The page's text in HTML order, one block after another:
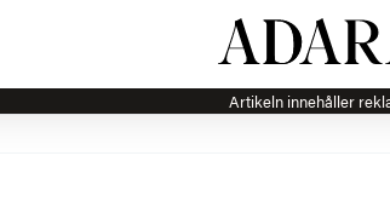
Artikeln innehåller